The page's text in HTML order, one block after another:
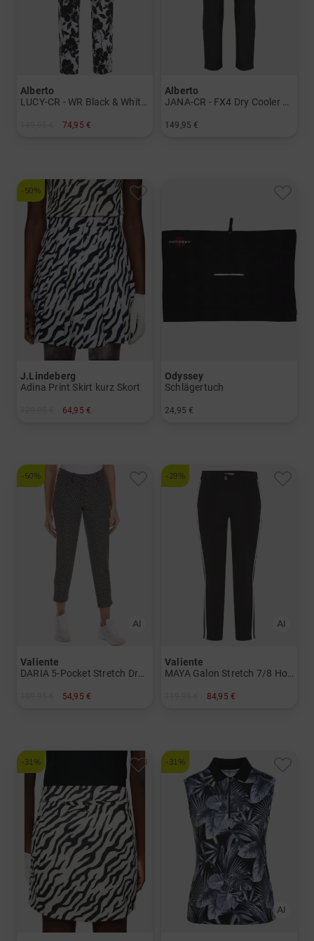
Alberto
74,95 €
Alberto
149,95 €
-50%
J.Lindeberg
Adina Print Skirt kurz Skort
64,95 €
Odyssey
Schlägertuch
24,95 €
-50%
Valiente
54,95 €
-29%
Valiente
84,95 €
-31% -31%